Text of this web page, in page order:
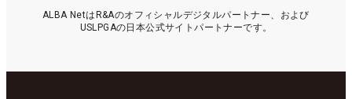
ALBA NetはR&Aのオフィシャルデジタルパートナー、および
USLPGAの日本公式サイトパートナーです。